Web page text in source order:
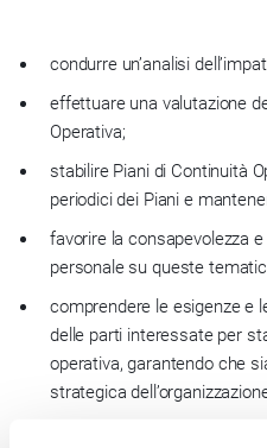
condurre un’analisi
effettuare una valutazione
Operativa;
stabilire Piani di Continuità
periodici dei Piani e
favorire la consapevolezza
personale su queste
comprendere le esigenze e
delle parti interessate per
operativa, garantendo che
strategica
gestire e mantenere